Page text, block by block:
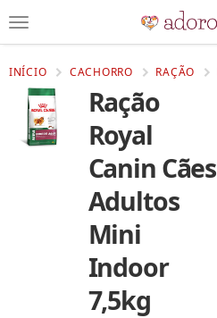
INÍCIO CACHORRO RAÇÃO
Ração
Royal
Canin Cães
Adultos
Mini
Indoor
7,5kg